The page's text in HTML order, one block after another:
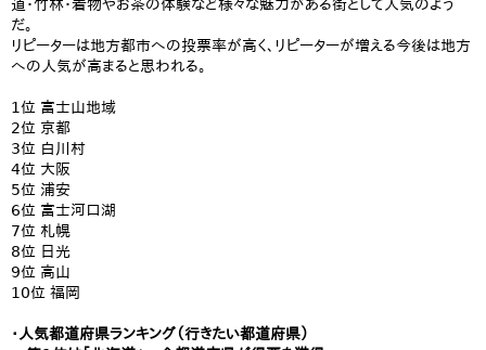
道・竹林・着物やお茶の体験など様々な魅力がある街として人気のよう
だ。
リピーターは地方都市への投票率が高く、リピーターが増える今後は地方
への人気が高まると思われる。
1位 富士山地域
2位 京都
3位 白川村
4位 大阪
5位 浦安
6位 富士河口湖
7位 札幌
8位 日光
9位 高山
10位 福岡
・人気都道府県ランキング（行きたい都道府県）